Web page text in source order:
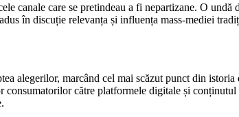
canale care se pretindeau a fi nepartizane. O undă
în discuție relevanța și influența mass-mediei
alegerilor, marcând cel mai scăzut punct din istoria
către platformele digitale și